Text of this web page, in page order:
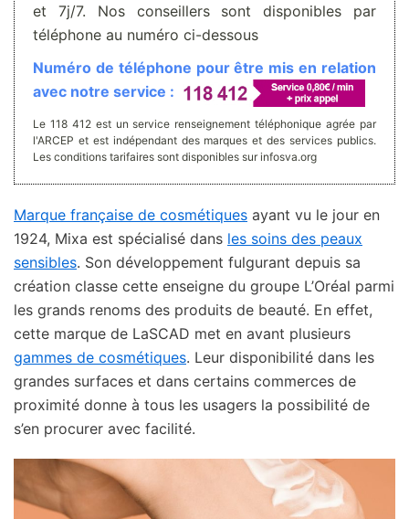
et 7j/7. Nos conseillers sont disponibles par
téléphone au numéro ci-dessous
Numéro de téléphone pour être mis en relation
avec notre service :
Le 118 412 est un service renseignement téléphonique agrée par
l'ARCEP et est indépendant des marques et des services publics.
Les conditions tarifaires sont disponibles sur infosva.org
Marque française de cosmétiques ayant vu le jour en
1924, Mixa est spécialisé dans les soins des peaux
sensibles. Son développement fulgurant depuis sa
création classe cette enseigne du groupe L’Oréal parmi
les grands renoms des produits de beauté. En effet,
cette marque de LaSCAD met en avant plusieurs
gammes de cosmétiques. Leur disponibilité dans les
grandes surfaces et dans certains commerces de
proximité donne à tous les usagers la possibilité de
s’en procurer avec facilité.